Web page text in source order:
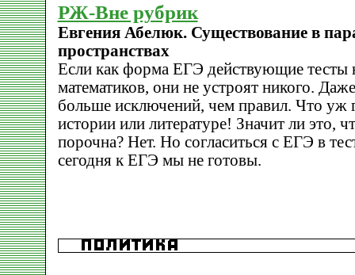
РЖ-Вне рубрик
Евгения Абелюк. Существование в
пространствах
Если как форма ЕГЭ действующие тесты
математиков, они не устроят никого.
больше исключений, чем правил. Что уж
истории или литературе! Значит ли это,
порочна? Нет. Но согласиться с ЕГЭ в
сегодня к ЕГЭ мы не готовы.